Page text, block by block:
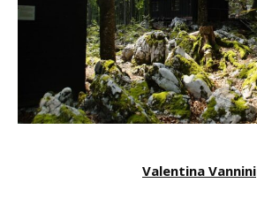
Valentina Vannini